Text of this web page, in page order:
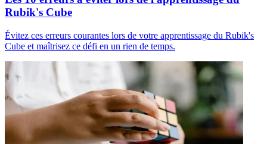
Rubik's Cube
Évitez ces erreurs courantes lors de votre apprentissage du Rubik's
Cube et maîtrisez ce défi en un rien de temps.